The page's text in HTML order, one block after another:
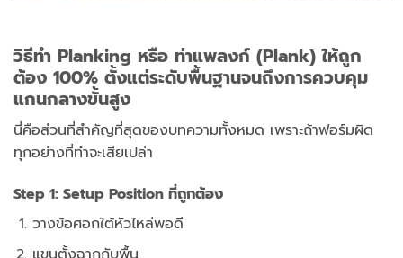
วิธีทำ Planking หรือ ท่าแพลงก์ (Plank) ให้ถูก
ต้อง 100% ตั้งแต่ระดับพื้นฐานจนถึงการควบคุม
แกนกลางขั้นสูง
นี่คือส่วนที่สำคัญที่สุดของบทความทั้งหมด เพราะถ้าฟอร์มผิด
ทุกอย่างที่ทำจะเสียเปล่า
Step 1: Setup Position ที่ถูกต้อง
วางข้อศอกใต้หัวไหล่พอดี